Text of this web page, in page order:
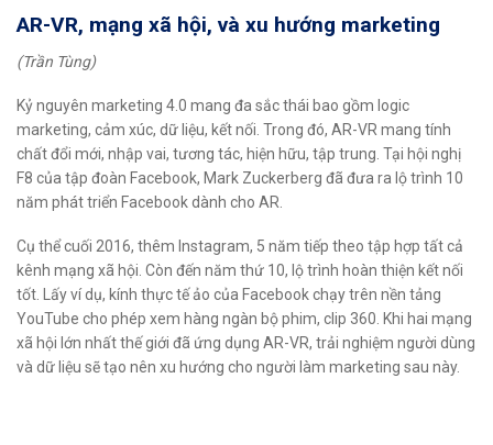
AR-VR, mạng xã hội, và xu hướng marketing
(Trần Tùng)
Kỷ nguyên marketing 4.0 mang đa sắc thái bao gồm logic
marketing, cảm xúc, dữ liệu, kết nối. Trong đó, AR-VR mang tính
chất đổi mới, nhập vai, tương tác, hiện hữu, tập trung. Tại hội nghị
F8 của tập đoàn Facebook, Mark Zuckerberg đã đưa ra lộ trình 10
năm phát triển Facebook dành cho AR.
Cụ thể cuối 2016, thêm Instagram, 5 năm tiếp theo tập hợp tất cả
kênh mạng xã hội. Còn đến năm thứ 10, lộ trình hoàn thiện kết nối
tốt. Lấy ví dụ, kính thực tế ảo của Facebook chạy trên nền tảng
YouTube cho phép xem hàng ngàn bộ phim, clip 360. Khi hai mạng
xã hội lớn nhất thế giới đã ứng dụng AR-VR, trải nghiệm người dùng
và dữ liệu sẽ tạo nên xu hướng cho người làm marketing sau này.